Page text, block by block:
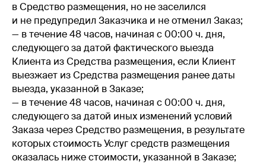
в Средство размещения, но не заселился
и не предупредил Заказчика и не отменил Заказ;
— в течение 48 часов, начиная с 00:00 ч. дня,
следующего за датой фактического выезда
Клиента из Средства размещения, если Клиент
выезжает из Средства размещения ранее даты
выезда, указанной в Заказе;
— в течение 48 часов, начиная с 00:00 ч. дня,
следующего за датой иных изменений условий
Заказа через Средство размещения, в результате
которых стоимость Услуг средств размещения
оказалась ниже стоимости, указанной в Заказе;